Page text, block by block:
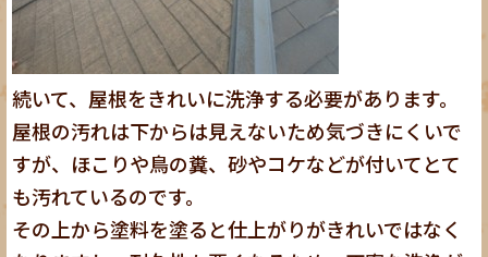
続いて、屋根をきれいに洗浄する必要があります。
屋根の汚れは下からは見えないため気づきにくいで
すが、ほこりや鳥の糞、砂やコケなどが付いてとて
も汚れているのです。
その上から塗料を塗ると仕上がりがきれいではなく